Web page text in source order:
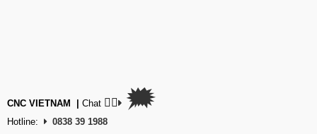
CNC VIETNAM Chat 👉🏽 🗯
Hotline:
0838 39 1988